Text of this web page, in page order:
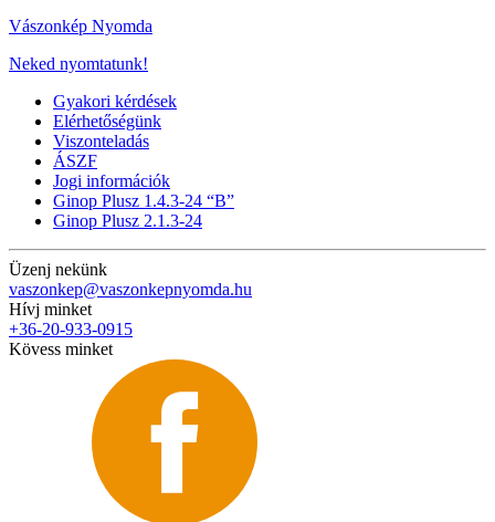
Vászonkép Nyomda
Neked nyomtatunk!
Gyakori kérdések
Elérhetőségünk
Viszonteladás
ÁSZF
Jogi információk
Ginop Plusz 1.4.3-24 “B”
Ginop Plusz 2.1.3-24
Üzenj nekünk
vaszonkep@vaszonkepnyomda.hu
Hívj minket
+36-20-933-0915
Kövess minket